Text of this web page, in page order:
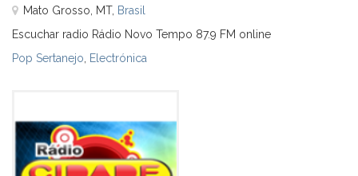
Mato Grosso, MT, Brasil
Escuchar radio Rádio Novo Tempo 87.9 FM online
Pop Sertanejo Electrónica